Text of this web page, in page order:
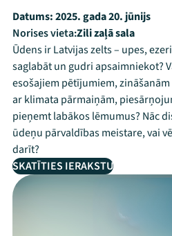
Datums:2025. gada 20. jūnijs
Norises vieta:Zili zaļā sala
Ūdens ir Latvijas zelts – upes,
saglabāt un gudri apsaimniekot?
esošajiem pētījumiem,
ar klimata pārmaiņām,
pieņemt labākos lēmumus? Nāc
ūdeņu pārvaldības meistare, vai
darīt?
SKATĪTIES IERAKSTU